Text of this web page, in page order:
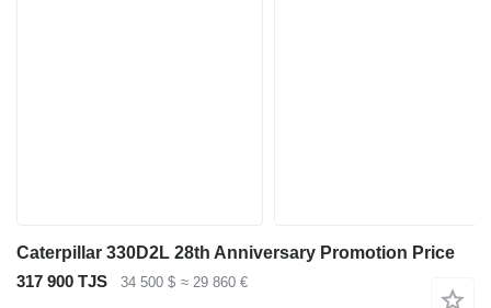
Caterpillar 330D2L 28th Anniversary Promotion Price
317 900 TJS
34 500 $ ≈ 29 860 €